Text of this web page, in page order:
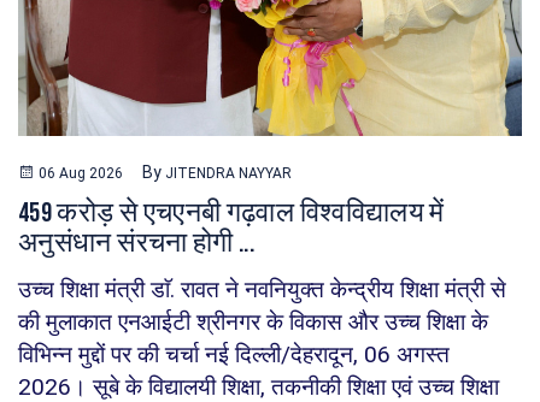
06 Aug 2026 By JITENDRA NAYYAR
459 करोड़ से एचएनबी गढ़वाल विश्वविद्यालय में
अनुसंधान संरचना होगी ...
उच्च शिक्षा मंत्री डाॅ. रावत ने नवनियुक्त केन्द्रीय शिक्षा मंत्री से
की मुलाकात एनआईटी श्रीनगर के विकास और उच्च शिक्षा के
विभिन्न मुद्दों पर की चर्चा नई दिल्ली/देहरादून, 06 अगस्त
2026। सूबे के विद्यालयी शिक्षा, तकनीकी शिक्षा एवं उच्च शिक्षा